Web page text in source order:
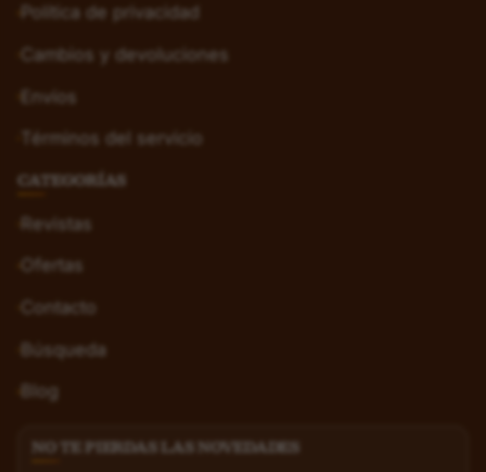
Política de privacidad
Cambios y devoluciones
Envíos
Términos del servicio
CATEGORÍAS
Revistas
Ofertas
Contacto
Búsqueda
Blog
NO TE PIERDAS LAS NOVEDADES